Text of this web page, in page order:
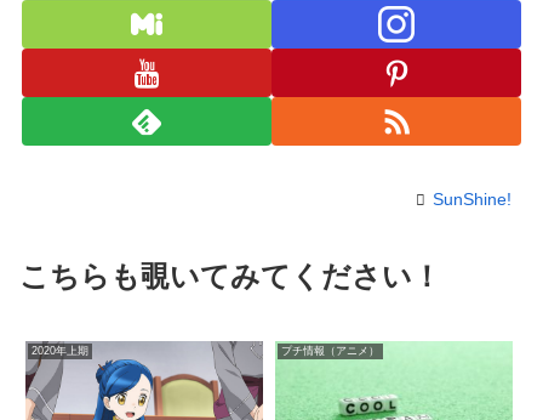
SunShine!
こちらも覗いてみてください！
2020年上期 プチ情報（アニメ）